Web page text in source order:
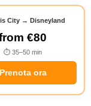
City → Disneyland
€80
⏱ 35–50 min
Prenota ora